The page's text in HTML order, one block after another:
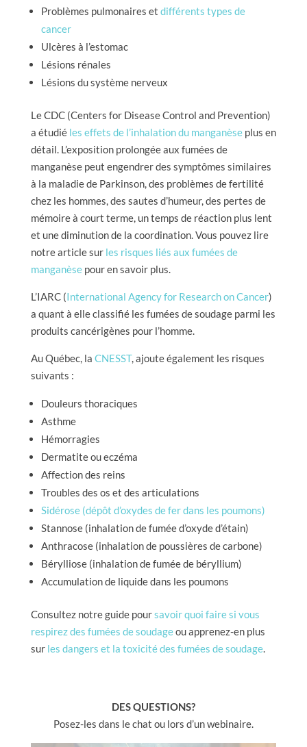
Problèmes pulmonaires et différents types de
cancer
Ulcères à l’estomac
Lésions rénales
Lésions du système nerveux
Le CDC (Centers for Disease Control and Prevention)
a étudié les effets de l’inhalation du manganèseplus en
détail. L’exposition prolongée aux fumées de
manganèse peut engendrer des symptômes similaires
à la maladie de Parkinson, des problèmes de fertilité
chez les hommes, des sautes d’humeur, des pertes de
mémoire à court terme, un temps de réaction plus lent
et une diminution de la coordination. Vous pouvez lire
notre article sur les risques liés aux fumées de
manganèsepour en savoir plus.
L’IARC (International Agency for Research on Cancer)
a quant à elle classifié les fumées de soudage parmi les
produits cancérigènes pour l’homme.
Au Québec, la CNESST, ajoute également les risques
suivants :
Douleurs thoraciques
Asthme
Hémorragies
Dermatite ou eczéma
Affection des reins
Troubles des os et des articulations
Sidérose (dépôt d’oxydes de fer dans les poumons)
Stannose (inhalation de fumée d’oxyde d’étain)
Anthracose (inhalation de poussières de carbone)
Bérylliose (inhalation de fumée de béryllium)
Accumulation de liquide dans les poumons
Consultez notre guide poursavoir quoi faire si vous
respirez des fumées de soudageou apprenez-en plus
sur les dangers et la toxicité des fumées de soudage.
DES QUESTIONS?
Posez-les dans le chat ou lors d’un webinaire.